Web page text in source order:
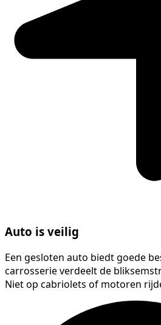
Auto is veilig
Een gesloten auto biedt goede
carrosserie verdeelt de
Niet op cabriolets of motoren